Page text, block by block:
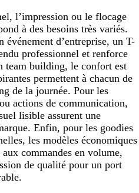
l’impression ou le flocage
à des besoins très variés.
événement d’entreprise, un T-
professionnel et renforce
team building, le confort est
permettent à chacun de
de la journée. Pour les
actions de communication,
lisible assurent une
Enfin, pour les goodies
les modèles économiques
commandes en volume,
de qualité pour un port